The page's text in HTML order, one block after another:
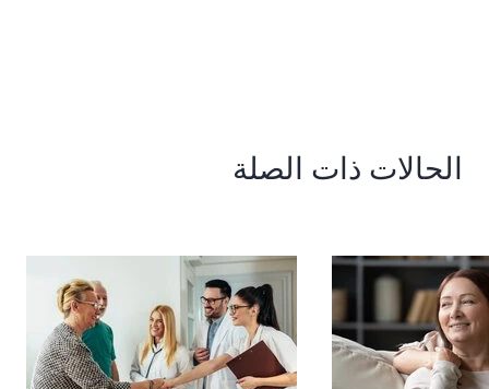
الحالات ذات الصلة